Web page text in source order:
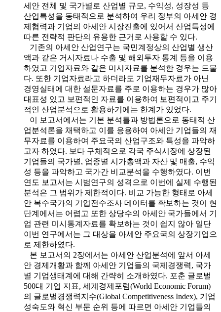
세안 전체 및 국가별로 산업별 규모, 수익성, 성장성 등
산업특성을 동태적으로 분석하여 우리 정부의 아세안 경
제협력과 기업의 아세안 시장진출에 있어서 산업특성에
따른 전략적 판단의 유용한 근거로 사용할 수 있다.
기존의 아세안 산업연구는 국민계정상의 산업별 생산
액과 같은 거시자료나 수출 및 해외투자 통계 등을 이용
하였고 기업자료와 같은 미시자료를 분석한 경우는 드물
다. 또한 기업자료라고 하더라도 기업재무자료가 아닌
경영실태에 대한 설문자료를 주로 이용하는 경우가 많아
대표성 있고 보편적인 자료를 이용하여 보편적이고 주기
적인 산업분석으로 활용하기에는 한계가 있었다.
이 보고서에서는 기본 분석틀과 방법론으로 동태적 산
업분석론을 채택하고 이를 응용하여 아세안 기업들의 재
무자료를 이용하여 주요국의 산업구조와 특성을 파악하
고자 하였다. 보다 구체적으로 각국 주식시장에 상장된
기업들의 국가별, 업종별 시가총액과 자산 및 매출, 수익
성 등을 파악하고 국가간 비교분석을 수행하였다. 이번
연도 보고서는 시범연구의 성격으로 이번에 실제 수행된
분석은 그 범위가 제한적이다. 비교 가능한 형태로 아세
안 복수국가의 기업전수조사 데이터를 확보하는 것이 현
단계에서는 어렵고 또한 상당수의 아세안 국가들에서 기
업 관련 미시통계자료를 확보하는 것이 쉽지 않아 일단
이번 연구에서는 그 대상을 아세안 주요국의 상장기업으
로 제한하였다.
본 보고서의 2장에서는 아세안 산업분석에 앞서 아세
안 경제개황과 함께 아세안 기업들의 국제경쟁력, 국가
별 기업생태계에 대해 간략히 소개하였다. 포춘 글로벌
500대 기업 지표, 세계경제포럼(World Economic Forum)
의 글로벌경쟁력지수(Global Competitiveness Index), 기업
성숙도와 혁신 부문 순위 등에 따르면 아세안 기업들의